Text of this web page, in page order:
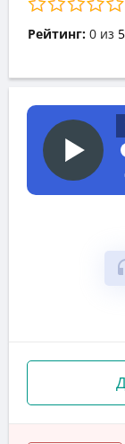
Рейтинг: 0из 5